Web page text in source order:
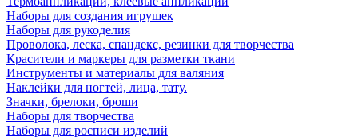
Наборы для создания игрушек
Наборы для рукоделия
Проволока, леска, спандекс, резинки для творчества
Красители и маркеры для разметки ткани
Инструменты и материалы для валяния
Наклейки для ногтей, лица, тату.
Значки, брелоки, броши
Наборы для творчества
Наборы для росписи изделий